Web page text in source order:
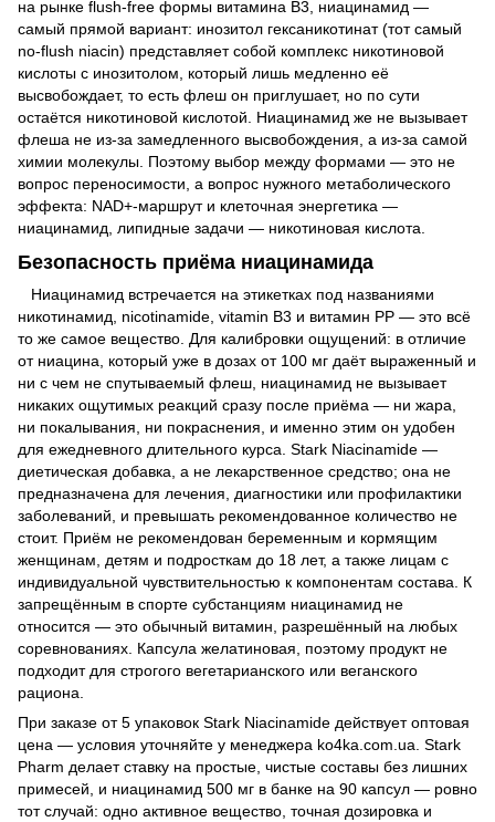
на рынке flush-free формы витамина B3, ниацинамид —
самый прямой вариант: инозитол гексаникотинат (тот самый
no-flush niacin) представляет собой комплекс никотиновой
кислоты с инозитолом, который лишь медленно её
высвобождает, то есть флеш он приглушает, но по сути
остаётся никотиновой кислотой. Ниацинамид же не вызывает
флеша не из-за замедленного высвобождения, а из-за самой
химии молекулы. Поэтому выбор между формами — это не
вопрос переносимости, а вопрос нужного метаболического
эффекта: NAD+-маршрут и клеточная энергетика —
ниацинамид, липидные задачи — никотиновая кислота.
Безопасность приёма ниацинамида
Ниацинамид встречается на этикетках под названиями
никотинамид, nicotinamide, vitamin B3 и витамин PP — это всё
то же самое вещество. Для калибровки ощущений: в отличие
от ниацина, который уже в дозах от 100 мг даёт выраженный и
ни с чем не спутываемый флеш, ниацинамид не вызывает
никаких ощутимых реакций сразу после приёма — ни жара,
ни покалывания, ни покраснения, и именно этим он удобен
для ежедневного длительного курса. Stark Niacinamide —
диетическая добавка, а не лекарственное средство; она не
предназначена для лечения, диагностики или профилактики
заболеваний, и превышать рекомендованное количество не
стоит. Приём не рекомендован беременным и кормящим
женщинам, детям и подросткам до 18 лет, а также лицам с
индивидуальной чувствительностью к компонентам состава. К
запрещённым в спорте субстанциям ниацинамид не
относится — это обычный витамин, разрешённый на любых
соревнованиях. Капсула желатиновая, поэтому продукт не
подходит для строгого вегетарианского или веганского
рациона.
При заказе от 5 упаковок Stark Niacinamide действует оптовая
цена — условия уточняйте у менеджера ko4ka.com.ua. Stark
Pharm делает ставку на простые, чистые составы без лишних
примесей, и ниацинамид 500 мг в банке на 90 капсул — ровно
тот случай: одно активное вещество, точная дозировка и